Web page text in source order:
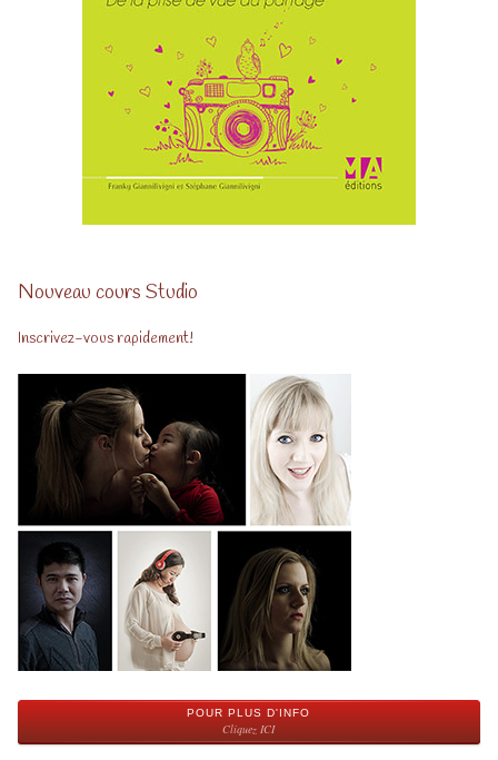
Nouveau cours Studio
Inscrivez-vous rapidement!
POUR PLUS D'INFO
Cliquez ICI